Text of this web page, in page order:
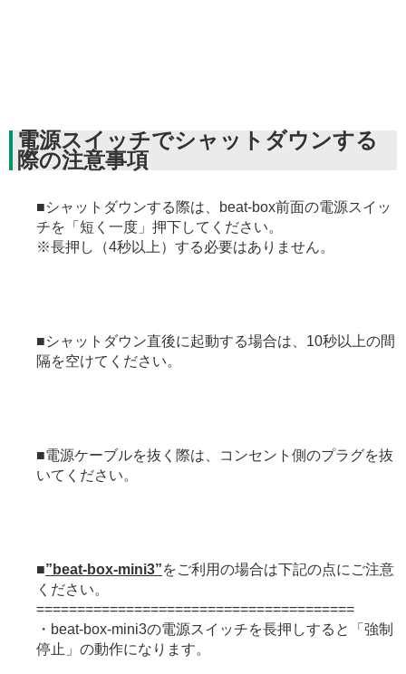
電源スイッチでシャットダウンする
際の注意事項
■シャットダウンする際は、beat-box前面の電源スイッ
チを「短く一度」押下してください。
※長押し（4秒以上）する必要はありません。
■シャットダウン直後に起動する場合は、10秒以上の間
隔を空けてください。
■電源ケーブルを抜く際は、コンセント側のプラグを抜
いてください。
■”beat-box-mini3”をご利用の場合は下記の点にご注意
ください。
=======================================
・beat-box-mini3の電源スイッチを長押しすると「強制
停止」の動作になります。